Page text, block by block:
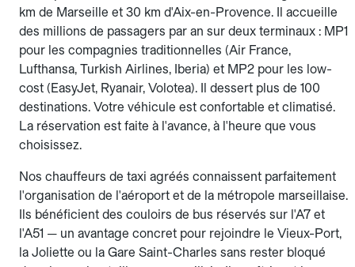
km de Marseille et 30 km d'Aix-en-Provence. Il accueille
des millions de passagers par an sur deux terminaux : MP1
pour les compagnies traditionnelles (Air France,
Lufthansa, Turkish Airlines, Iberia) et MP2 pour les low-
cost (EasyJet, Ryanair, Volotea). Il dessert plus de 100
destinations. Votre véhicule est confortable et climatisé.
La réservation est faite à l'avance, à l'heure que vous
choisissez.
Nos chauffeurs de taxi agréés connaissent parfaitement
l'organisation de l'aéroport et de la métropole marseillaise.
Ils bénéficient des couloirs de bus réservés sur l'A7 et
l'A51 — un avantage concret pour rejoindre le Vieux-Port,
la Joliette ou la Gare Saint-Charles sans rester bloqué